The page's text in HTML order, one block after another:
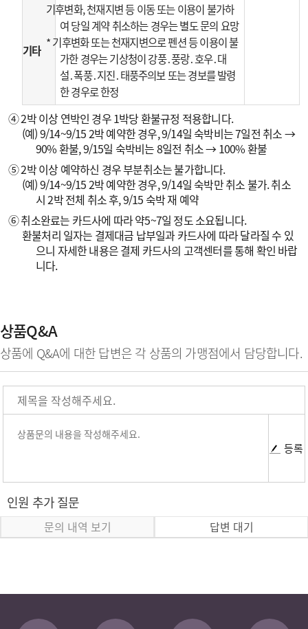
기타
기후변화, 천재지변 등 이동 또는 이용이 불가하
여 당일 계약 취소하는 경우는 별도 문의 요망
* 기후변화 또는 천재지변으로 펜션 등 이용이 불
가한 경우는 기상청이 강풍․풍랑․호우․대
설․폭풍․지진․태풍주의보 또는 경보를 발령
한 경우로 한정
④ 2박 이상 연박인 경우 1박당 환불규정 적용합니다.
(예) 9/14~9/15 2박 예약한 경우, 9/14일 숙박비는 7일전 취소 →
90% 환불, 9/15일 숙박비는 8일전 취소 → 100% 환불
⑤ 2박 이상 예약하신 경우 부분취소는 불가합니다.
(예) 9/14~9/15 2박 예약한 경우, 9/14일 숙박만 취소 불가. 취소
시 2박 전체 취소 후, 9/15 숙박 재 예약
⑥ 취소완료는 카드사에 따라 약5~7일 정도 소요됩니다.
환불처리 일자는 결제대금 납부일과 카드사에 따라 달라질 수 있
으니 자세한 내용은 결제 카드사의 고객센터를 통해 확인 바랍
니다.
상품Q&A
상품에 Q&A에 대한 답변은 각 상품의 가맹점에서 담당합니다.
등록
인원 추가 질문
문의 내역 보기 답변 대기